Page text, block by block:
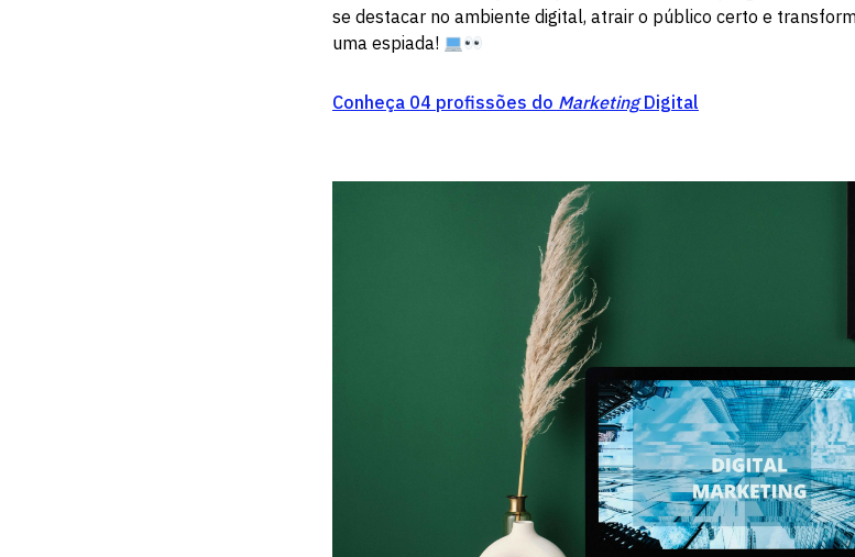
se destacar no ambiente digital, atrair o público certo e
uma espiada!
Conheça 04 profissões do MarketingDigital